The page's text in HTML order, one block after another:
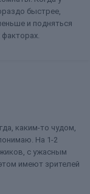
быстрее,
и подняться
каким-то чудом,
На 1-2
с ужасным
имеют зрителей